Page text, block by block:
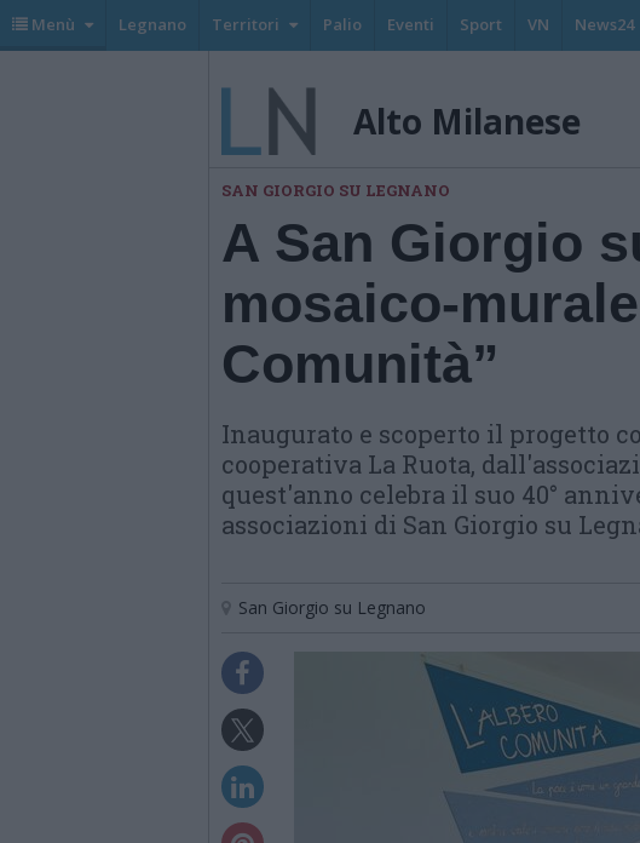
Menù Legnano Territori Palio Eventi Sport VN News24
Alto Milanese
SAN GIORGIO SU LEGNANO
A San Giorgio
mosaico-
Comunità”
Inaugurato e scoperto il progetto
cooperativa La Ruota,
quest'anno celebra il suo 40°
associazioni di San Giorgio su
San Giorgio su Legnano